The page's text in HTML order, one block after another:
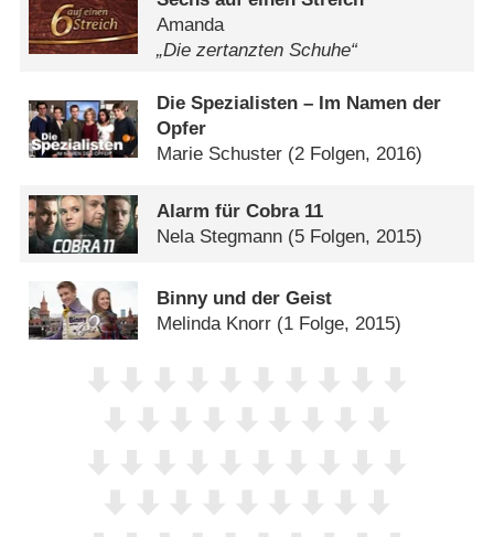
Amanda
„Die zertanzten Schuhe“
Die Spezialisten – Im Namen der
Opfer
Marie Schuster (2 Folgen, 2016)
Alarm für Cobra 11
Nela Stegmann (5 Folgen, 2015)
Binny und der Geist
Melinda Knorr (1 Folge, 2015)